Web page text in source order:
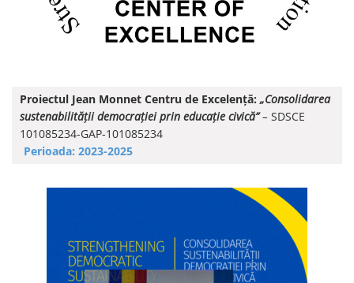
Proiectul Jean Monnet Centru de Excelență: „Consolidarea
sustenabilității democrației prin educație civică”– SDSCE
101085234-GAP-101085234
Perioada: 2023-2025